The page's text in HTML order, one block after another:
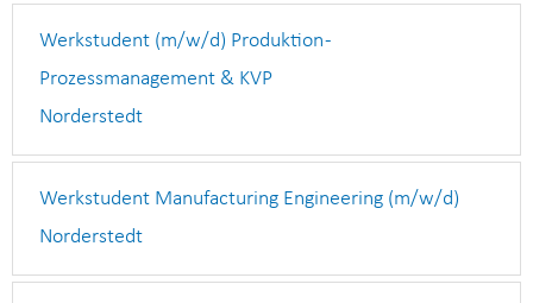
Werkstudent (m/w/d) Produktion -
Prozessmanagement & KVP
Norderstedt
Werkstudent Manufacturing Engineering (m/w/d)
Norderstedt